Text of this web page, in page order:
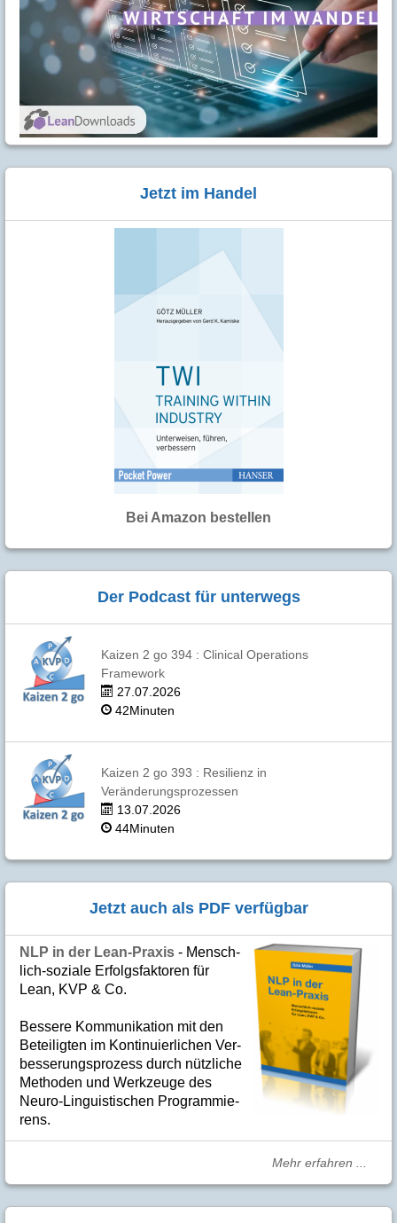
Jetzt im Handel
Bei Amazon bestellen
Der Podcast für unterwegs
Kaizen 2 go 394 : Clinical Operations
Framework
27.07.2026
42Minuten
Kaizen 2 go 393 : Resilienz in
Veränderungsprozessen
13.07.2026
44Minuten
Jetzt auch als PDF verfügbar
NLP in der Lean-Praxis - Mensch­
lich-soziale Er­folgs­fak­to­ren für
Lean, KVP & Co.
Bes­se­re Kom­­mu­­ni­ka­tion mit den
Betei­lig­ten im Kon­ti­nuier­li­chen Ver­
bes­se­rungs­­pro­­zess durch nütz­­liche
Me­­tho­­den und Werk­­zeuge des
Neuro-Linguis­­ti­schen Pro­­gram­­mie­­
rens.
Mehr erfahren ...